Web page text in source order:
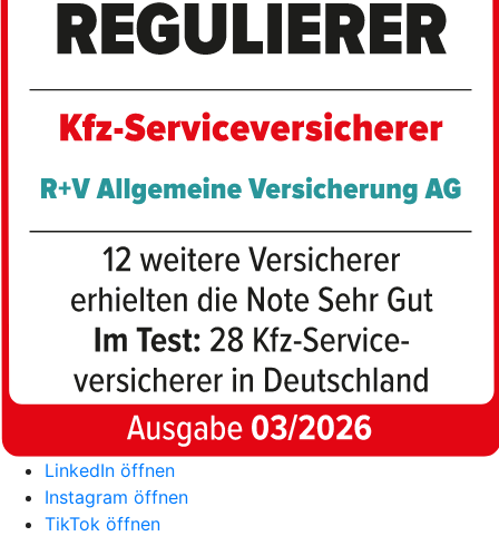
LinkedIn öffnen
Instagram öffnen
TikTok öffnen